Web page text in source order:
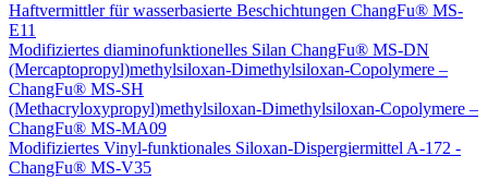
Haftvermittler für wasserbasierte Beschichtungen ChangFu® MS-
E11
Modifiziertes diaminofunktionelles Silan ChangFu® MS-DN
(Mercaptopropyl)methylsiloxan-Dimethylsiloxan-Copolymere –
ChangFu® MS-SH
(Methacryloxypropyl)methylsiloxan-Dimethylsiloxan-Copolymere –
ChangFu® MS-MA09
Modifiziertes Vinyl-funktionales Siloxan-Dispergiermittel A-172 -
ChangFu® MS-V35